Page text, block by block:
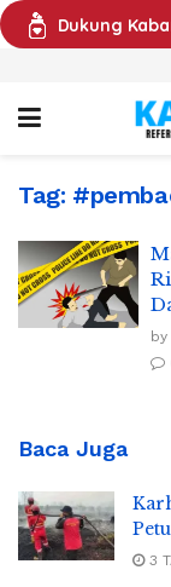
Dukung
Tag:
by
Baca Juga
3